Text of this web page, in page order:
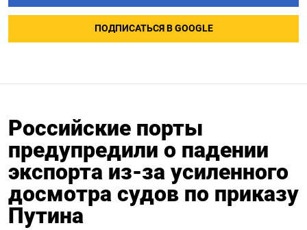
ПОДПИСАТЬСЯ В GOOGLE
Российские порты
предупредили о падении
экспорта из-за усиленного
досмотра судов по приказу
Путина